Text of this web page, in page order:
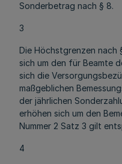
Sonderbetrag nach § 8.
3
Die Höchstgrenzen nach
sich um den für Beamte
sich die
maßgeblichen
der jährlichen
erhöhen sich um den
Nummer 2 Satz 3 gilt
4